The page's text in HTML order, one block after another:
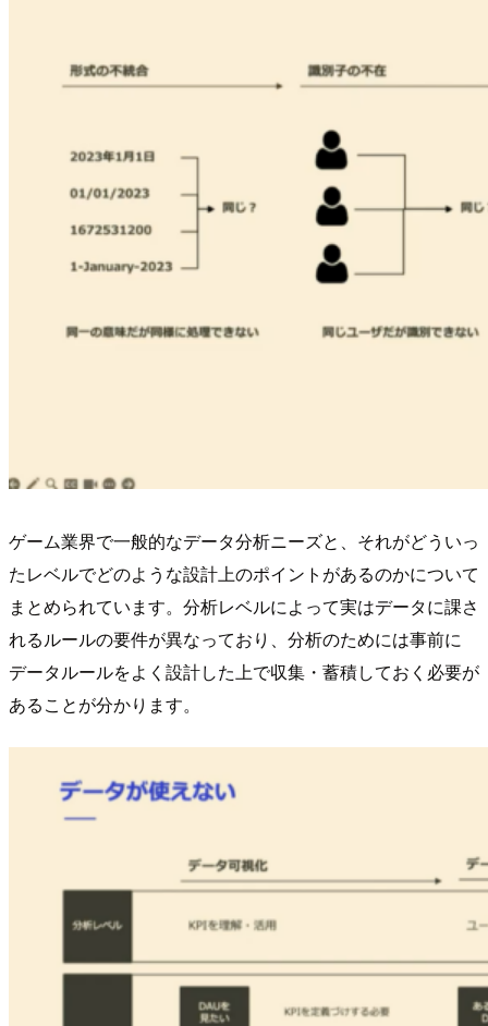
ゲーム業界で一般的なデータ分析ニーズと、それがどういっ
たレベルでどのような設計上のポイントがあるのかについて
まとめられています。分析レベルによって実はデータに課さ
れるルールの要件が異なっており、分析のためには事前に
データルールをよく設計した上で収集・蓄積しておく必要が
あることが分かります。